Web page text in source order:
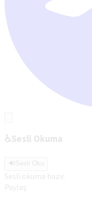
♿Sesli Okuma
🔊 Sesli Oku
Sesli okuma hazır.
Paylaş: